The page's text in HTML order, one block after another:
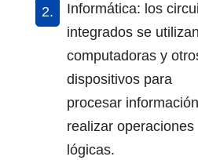
Informática: los
integrados se
computadoras y
dispositivos para
procesar
realizar operaciones
lógicas.